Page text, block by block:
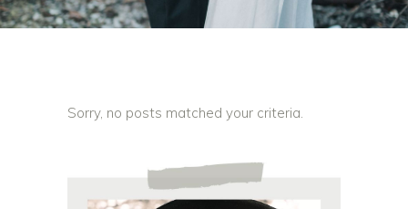
Sorry, no posts matched your criteria.